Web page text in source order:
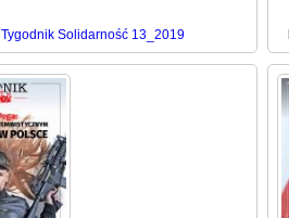
Tygodnik Solidarność 13_2019